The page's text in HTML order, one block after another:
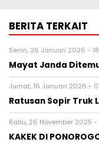
BERITA TERKAIT
Senin, 26 Januari 2026 -
Mayat Janda
Jumat, 16 Januari 2026 -
Ratusan Sopir Truk
Rabu, 26 November 2025 -
KAKEK DI